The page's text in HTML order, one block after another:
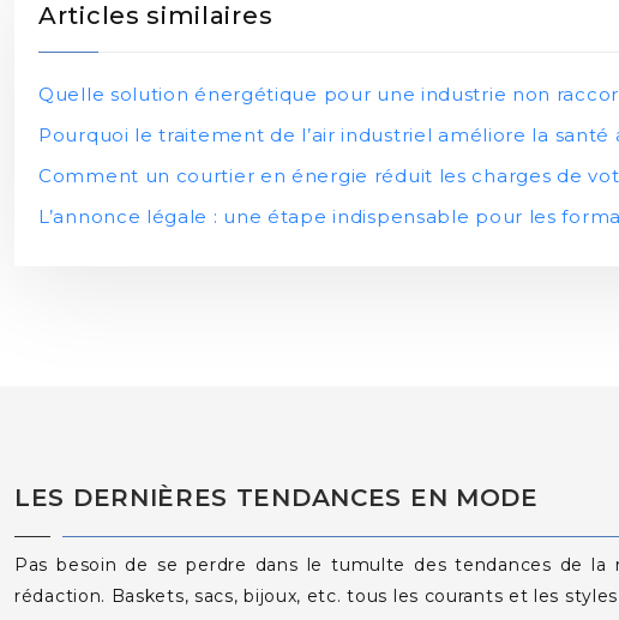
Articles similaires
Quelle solution énergétique pour une industrie non
Pourquoi le traitement de l’air industriel améliore la santé
Comment un courtier en énergie réduit les charges de
L’annonce légale : une étape indispensable pour les
LES DERNIÈRES TENDANCES EN MODE
Pas besoin de se perdre dans le tumulte des tendances de la
rédaction. Baskets, sacs, bijoux, etc. tous les courants et les